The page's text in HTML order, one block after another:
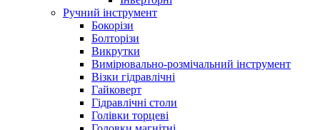
Ручний інструмент
Бокорізи
Болторізи
Викрутки
Вимірювально-розмічальний інструмент
Візки гідравлічні
Гайковерт
Гідравлічні столи
Голівки торцеві